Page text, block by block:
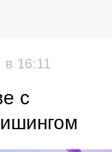
в 16:11
с